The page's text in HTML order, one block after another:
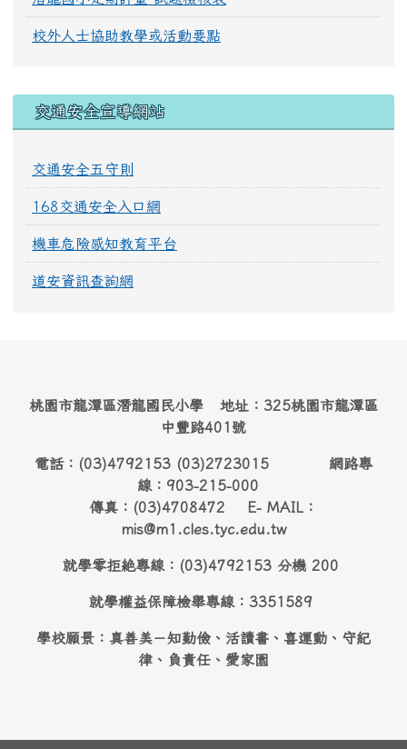
校外人士協助教學或活動要點
交通安全宣導網站
交通安全五守則
168交通安全入口網
機車危險感知教育平台
道安資訊查詢網
桃園市龍潭區潛龍國民小學 地址：325桃園市龍潭區
中豐路401號
電話：(03)4792153 (03)2723015 網路專
線：903-215-000
傳真：(03)4708472 E- MAIL：
mis@m1.cles.tyc.edu.tw
就學零拒絶專線：(03)4792153 分機 200
就學權益保障檢舉專線：3351589
學校願景：真善美－知勤儉、活讀書、喜運動、守紀
律、負責任、愛家園